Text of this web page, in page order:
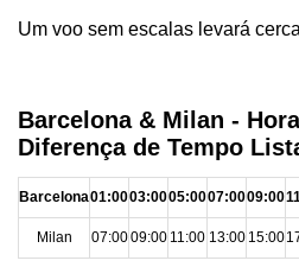
Um voo sem escalas levará
Barcelona & Milan -
Diferença de Tempo
Barcelona01:0003:0005:0007:0009:00
Milan 07:0009:00 11:00 13:00 15:00